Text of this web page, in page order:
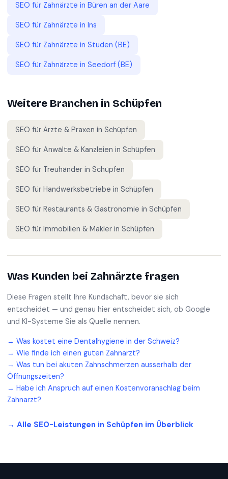
SEO für Zahnärzte in Büren an der Aare
SEO für Zahnärzte in Ins
SEO für Zahnärzte in Studen (BE)
SEO für Zahnärzte in Seedorf (BE)
Weitere Branchen in Schüpfen
SEO für Ärzte & Praxen in Schüpfen
SEO für Anwälte & Kanzleien in Schüpfen
SEO für Treuhänder in Schüpfen
SEO für Handwerksbetriebe in Schüpfen
SEO für Restaurants & Gastronomie in Schüpfen
SEO für Immobilien & Makler in Schüpfen
Was Kunden bei Zahnärzte fragen
Diese Fragen stellt Ihre Kundschaft, bevor sie sich
entscheidet — und genau hier entscheidet sich, ob Google
und KI-Systeme Sie als Quelle nennen.
→ Was kostet eine Dentalhygiene in der Schweiz?
→ Wie finde ich einen guten Zahnarzt?
→ Was tun bei akuten Zahnschmerzen ausserhalb der
Öffnungszeiten?
→ Habe ich Anspruch auf einen Kostenvoranschlag beim
Zahnarzt?
→ Alle SEO-Leistungen in Schüpfen im Überblick